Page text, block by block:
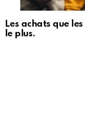
Les achats que
le plus.